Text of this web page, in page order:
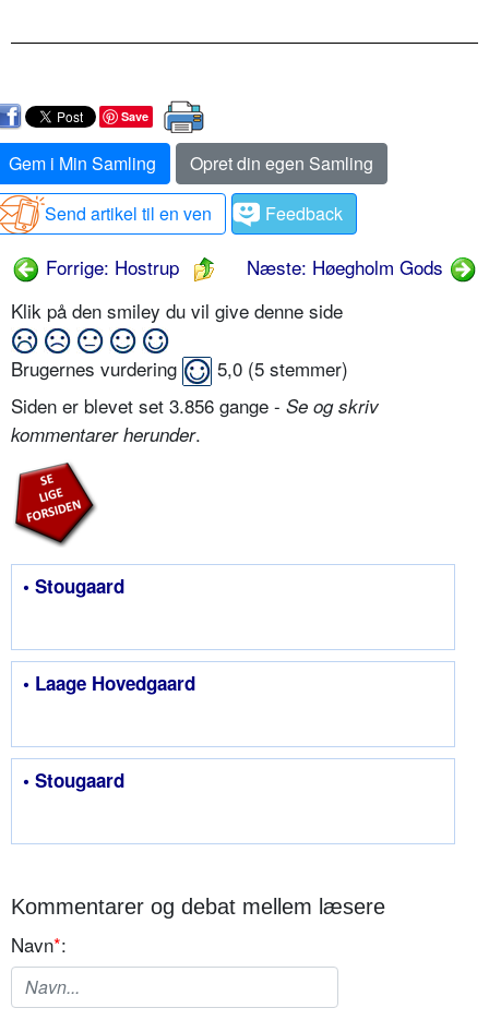
Save
Gem i Min Samling
Opret din egen Samling
Send artikel til en ven
Feedback
Forrige: Hostrup
Næste: Høegholm Gods
Klik på den smiley du vil give denne side
Brugernes vurdering 5,0 (5 stemmer)
Siden er blevet set 3.856 gange - Se og skriv
kommentarer herunder.
• Stougaard
• Laage Hovedgaard
• Stougaard
Kommentarer og debat mellem læsere
Navn*: